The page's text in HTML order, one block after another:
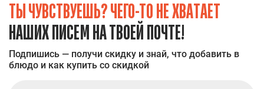
ТЫ ЧУВСТВУЕШЬ? ЧЕГО-ТО НЕ ХВАТАЕТ
НАШИХ ПИСЕМ НА ТВОЕЙ ПОЧТЕ!
Подпишись — получи скидку и знай, что добавить в
блюдо и как купить со скидкой